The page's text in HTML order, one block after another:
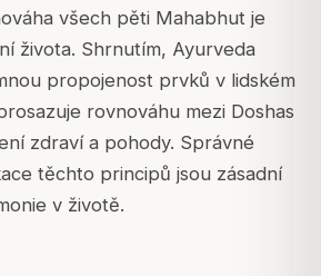
všech pěti Mahabhut je
života. Shrnutím, Ayurveda
propojenost prvků v lidském
rovnováhu mezi Doshas
zdraví a pohody. Správné
těchto principů jsou zásadní
v životě.